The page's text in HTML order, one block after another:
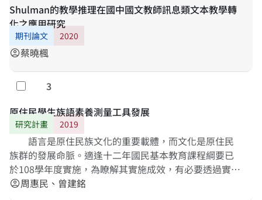
Shulman的教學推理在國中國文教師訊息類文本教學轉
化之應用研究
期刊論文 2020
account_circle蔡曉楓
勾選
3
原住民學生族語素養測量工具發展
研究計畫 2019
語言是原住民族文化的重要載體，而文化是原住民
族群的發展命脈。適逢十二年國民基本教育課程綱要已
於108學年度實施，為瞭解其實施成效，有必要透過實證
研究進行分析與討論，瞭解原住民學生族語素養上的發
account_circle周惠民、曾建銘